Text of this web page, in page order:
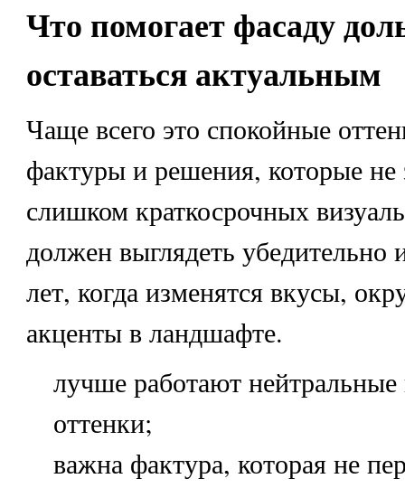
Что помогает фасаду
оставаться актуальным
Чаще всего это спокойные
фактуры и решения, которые не
слишком краткосрочных
должен выглядеть убедительно
лет, когда изменятся вкусы,
акценты в ландшафте.
лучше работают
оттенки;
важна фактура, которая не